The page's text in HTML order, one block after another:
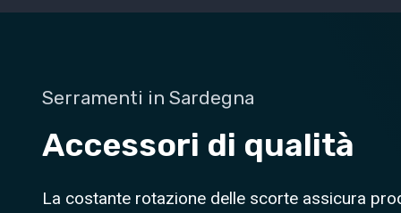
Serramenti in Sardegna
Accessori di qualità
La costante rotazione delle scorte assicura